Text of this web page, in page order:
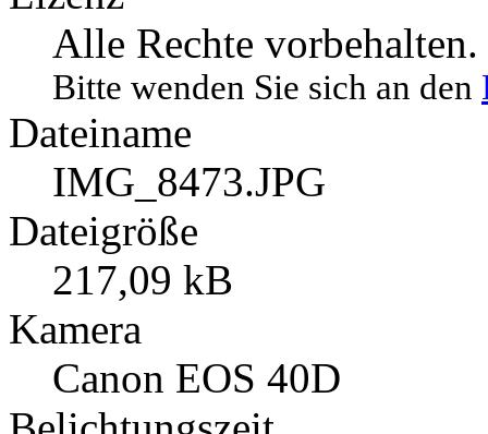
Lizenz
Alle Rechte vorbehalten.
Bitte wenden Sie sich an den
Dateiname
IMG_8473.JPG
Dateigröße
217,09 kB
Kamera